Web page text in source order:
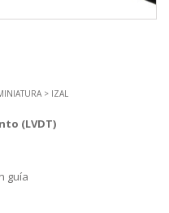
> IZAL
(LVDT)
guía